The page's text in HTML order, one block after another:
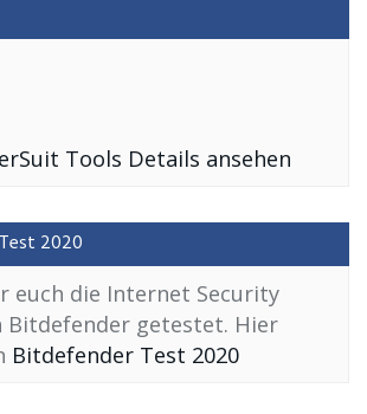
Tools Details ansehen
2020
euch die Internet Security
Bitdefender getestet. Hier
Bitdefender Test 2020